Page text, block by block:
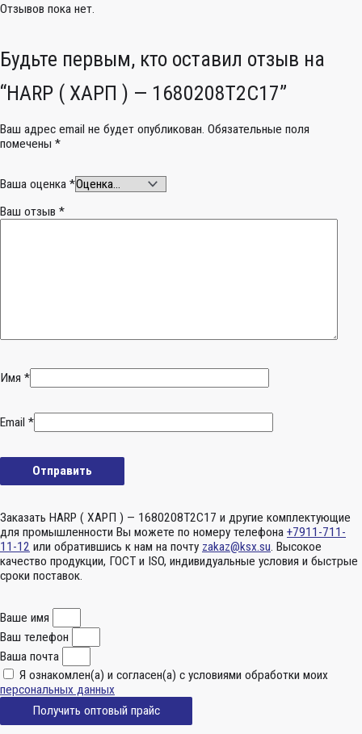
Отзывов пока нет.
Будьте первым, кто оставил отзыв на
“HARP ( ХАРП ) — 1680208Т2С17”
Ваш адрес email не будет опубликован. Обязательные поля
помечены *
Ваша оценка *
Ваш отзыв *
Имя *
Email *
Заказать HARP ( ХАРП ) — 1680208Т2С17 и другие комплектующие
для промышленности Вы можете по номеру телефона +7911-711-
11-12 или обратившись к нам на почту zakaz@ksx.su. Высокое
качество продукции, ГОСТ и ISO, индивидуальные условия и быстрые
сроки поставок.
Ваше имя
Ваш телефон
Ваша почта
Я ознакомлен(а) и согласен(а) с условиями обработки моих
персональных данных
Получить оптовый прайс